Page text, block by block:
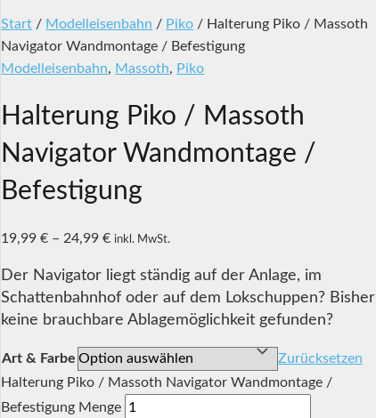
Start / Modelleisenbahn / Piko / Halterung Piko / Massoth
Navigator Wandmontage / Befestigung
Modelleisenbahn, Massoth, Piko
Halterung Piko / Massoth
Navigator Wandmontage /
Befestigung
19,99€ – 24,99€ inkl. MwSt.
Der Navigator liegt ständig auf der Anlage, im
Schattenbahnhof oder auf dem Lokschuppen? Bisher
keine brauchbare Ablagemöglichkeit gefunden?
Art & Farbe
Zurücksetzen
Halterung Piko / Massoth Navigator Wandmontage /
Befestigung Menge